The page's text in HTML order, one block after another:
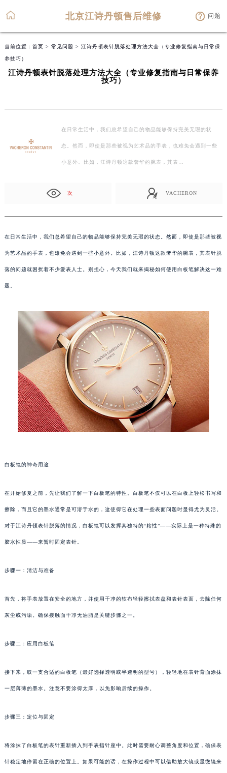
北京江诗丹顿售后维修 问题
当前位置： 首页 > 常见问题 > 江诗丹顿表针脱落处理方法大全（专业修复指南与日常保
养技巧）
江诗丹顿表针脱落处理方法大全（专业修复指南与日常保养
技巧）
在日常生活中，我们总希望自己的物品能够保持完美无瑕的状
态。然而，即使是那些被视为艺术品的手表，也难免会遇到一些
小意外。比如，江诗丹顿这款奢华的腕表，其表…
次 VACHERON
在日常生活中，我们总希望自己的物品能够保持完美无瑕的状态。然而，即使是那些被视
为艺术品的手表，也难免会遇到一些小意外。比如，江诗丹顿这款奢华的腕表，其表针脱
落的问题就困扰着不少爱表人士。别担心，今天我们就来揭秘如何使用白板笔解决这一难
题。
白板笔的神奇用途
在开始修复之前，先让我们了解一下白板笔的特性。白板笔不仅可以在白板上轻松书写和
擦除，而且它的墨水通常是可溶于水的，这使得它在处理一些表面问题时显得尤为灵活。
对于江诗丹顿表针脱落的情况，白板笔可以发挥其独特的“粘性”——实际上是一种特殊的
胶水性质——来暂时固定表针。
步骤一：清洁与准备
首先，将手表放置在安全的地方，并使用干净的软布轻轻擦拭表盘和表针表面，去除任何
灰尘或污垢。确保接触面干净无油脂是关键步骤之一。
步骤二：应用白板笔
接下来，取一支合适的白板笔（最好选择透明或半透明的型号），轻轻地在表针背面涂抹
一层薄薄的墨水。注意不要涂得太厚，以免影响后续的操作。
步骤三：定位与固定
将涂抹了白板笔的表针重新插入到手表指针座中。此时需要耐心调整角度和位置，确保表
针稳定地停留在正确的位置上。如果可能的话，在操作过程中可以借助放大镜或显微镜来